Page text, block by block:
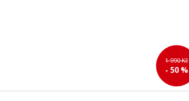
1 990 Kč
- 50 %